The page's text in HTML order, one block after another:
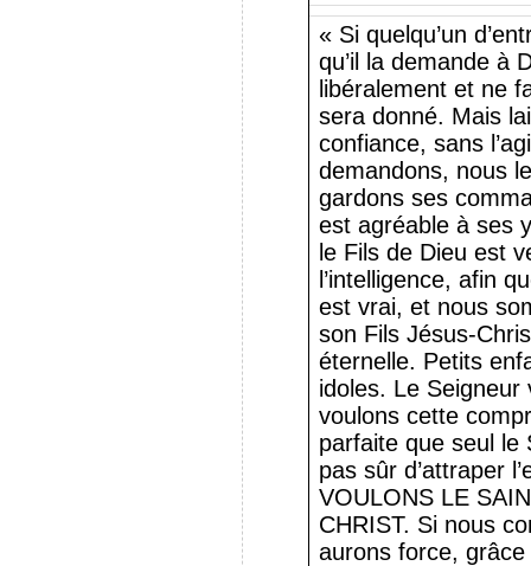
« Si quelqu’un
qu’il la demande à
libéralement et ne
sera donné. Mais
confiance, sans
demandons, nous
gardons ses
est agréable à ses
le Fils de Dieu est
l’intelligence, afin
est vrai, et nous
son Fils Jésus-
éternelle. Petits
idoles. Le Seigneur
voulons cette
parfaite que seul le
pas sûr d’attraper
VOULONS LE
CHRIST. Si nous
aurons force,